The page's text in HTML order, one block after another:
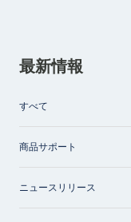
最新情報
すべて
商品サポート
ニュースリリース